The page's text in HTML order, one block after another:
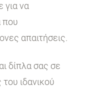
για να
που
απαιτήσεις.
δίπλα σας σε
ιδανικού